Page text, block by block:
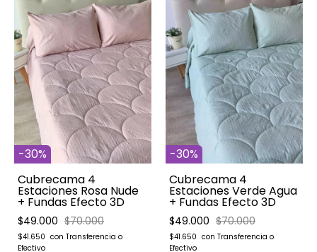
-30%
Cubrecama 4
Estaciones Rosa Nude
+ Fundas Efecto 3D
$49.000 $70.000
$41.650
-30%
Cubrecama 4
Estaciones Verde Agua
+ Fundas Efecto 3D
$49.000 $70.000
$41.650